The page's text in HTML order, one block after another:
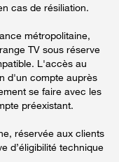
cas de résiliation.
métropolitaine,
TV sous réserve
L'accès au
d'un compte auprès
se faire avec les
préexistant.
réservée aux clients
d’éligibilité technique